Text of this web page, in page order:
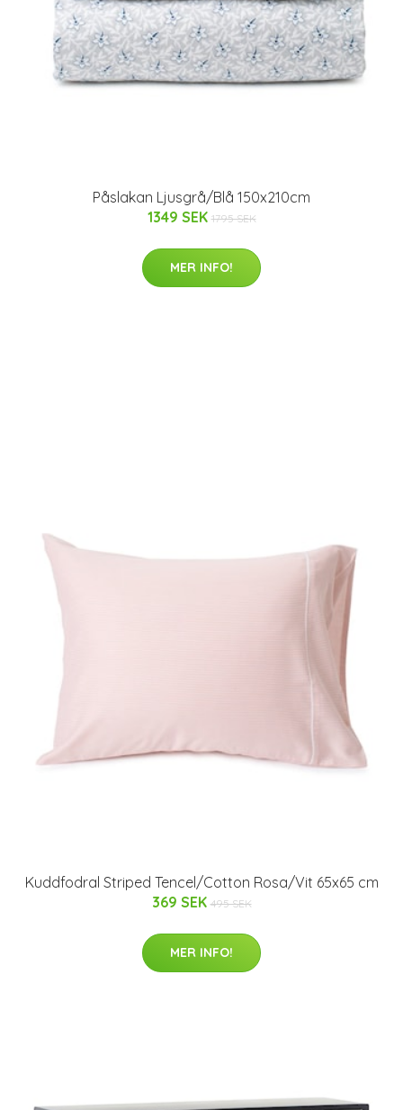
Påslakan Ljusgrå/Blå 150x210cm
1349 SEK 1795 SEK
MER INFO!
Kuddfodral Striped Tencel/Cotton Rosa/Vit 65x65 cm
369 SEK 495 SEK
MER INFO!